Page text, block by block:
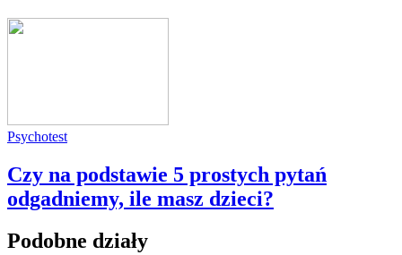
Psychotest
Czy na podstawie 5 prostych pytań
odgadniemy, ile masz dzieci?
Podobne działy